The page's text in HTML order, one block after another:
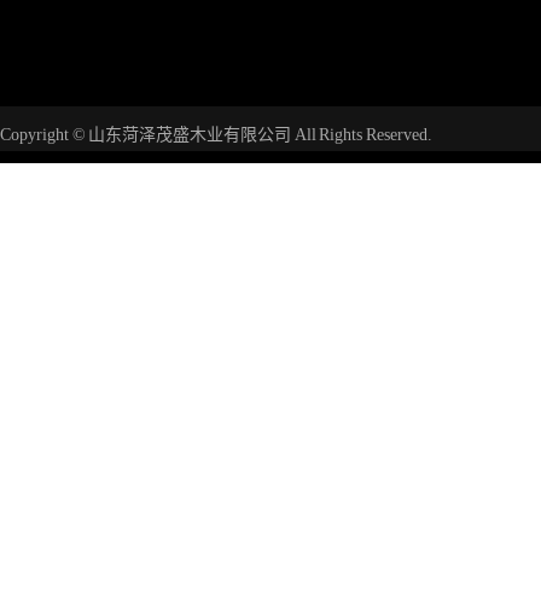
Copyright © 山东菏泽茂盛木业有限公司 All Rights Reserved.